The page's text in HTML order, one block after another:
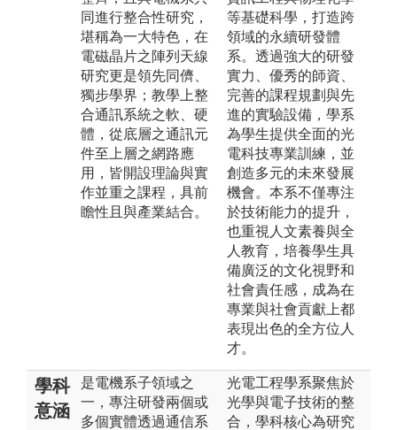
同進行整合性研究，
堪稱為一大特色，在
電磁晶片之陣列天線
研究更是領先同儕、
獨步學界；教學上整
合通訊系統之軟、硬
體，從底層之通訊元
件至上層之網路應
用，皆開設理論與實
作並重之課程，具前
瞻性且與產業結合。
等基礎科學，打造跨
領域的永續研發體
系。透過強大的研發
實力、優秀的師資、
完善的課程規劃與先
進的實驗設備，學系
為學生提供全面的光
電科技專業訓練，並
創造多元的未來發展
機會。本系不僅專注
於技術能力的提升，
也重視人文素養與全
人教育，培養學生具
備廣泛的文化視野和
社會責任感，成為在
專業與社會貢獻上都
表現出色的全方位人
才。
學科
意涵
是電機系子領域之
一，專注研發兩個或
多個實體透過通信系
光電工程學系聚焦於
光學與電子技術的整
合，學科核心為研究